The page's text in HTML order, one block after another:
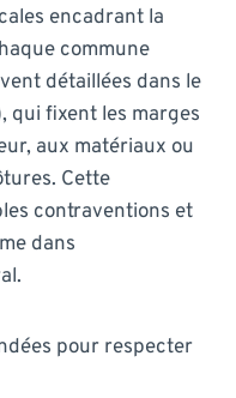
encadrant la
commune
détaillées dans le
qui fixent les marges
aux matériaux ou
Cette
contraventions et
dans
pour respecter